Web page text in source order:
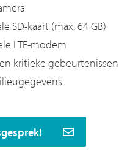
SD-kaart (max. 64 GB)
LTE-modem
kritieke gebeurtenissen